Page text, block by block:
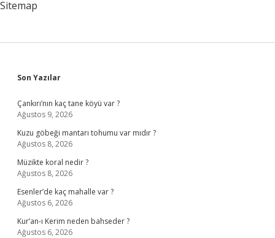
Sitemap
Sidebar
Son Yazılar
Çankırı’nın kaç tane köyü var ?
Ağustos 9, 2026
Kuzu göbeği mantarı tohumu var mıdır ?
Ağustos 8, 2026
Müzikte koral nedir ?
Ağustos 8, 2026
Esenler’de kaç mahalle var ?
Ağustos 6, 2026
Kur’an-ı Kerim neden bahseder ?
Ağustos 6, 2026